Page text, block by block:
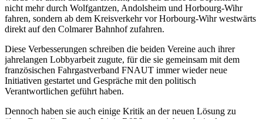
nicht mehr durch Wolfgantzen, Andolsheim und Horbourg-Wihr
fahren, sondern ab dem Kreisverkehr vor Horbourg-Wihr westwärts
direkt auf den Colmarer Bahnhof zufahren.
Diese Verbesserungen schreiben die beiden Vereine auch ihrer
jahrelangen Lobbyarbeit zugute, für die sie gemeinsam mit dem
französischen Fahrgastverband FNAUT immer wieder neue
Initiativen gestartet und Gespräche mit den politisch
Verantwortlichen geführt haben.
Dennoch haben sie auch einige Kritik an der neuen Lösung zu